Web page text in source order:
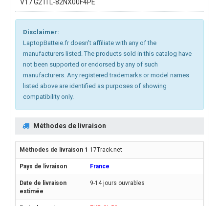
V17 G2 ITL-82NX00F4PE
Disclaimer:
LaptopBatteie.fr doesn't affiliate with any of the
manufacturers listed. The products sold in this catalog have
not been supported or endorsed by any of such
manufacturers. Any registered trademarks or model names
listed above are identified as purposes of showing
compatibility only.
Méthodes de livraison
17Track.net
France
9-14 jours ouvrables